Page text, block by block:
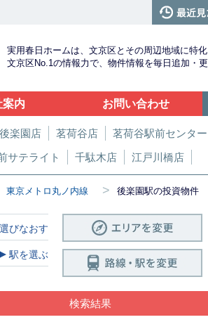
実用春日ホームは、文京区とその周辺地域に特化
文京区No.1の情報力で、物件情報を毎日追加・更
案内 お問い合わせ
後楽園店 茗荷谷店 茗荷谷駅前センター
サテライト 千駄木店 江戸川橋店
東京メトロ丸ノ内線 > 後楽園駅の投資物件
びなおす
駅を選ぶ
検索結果